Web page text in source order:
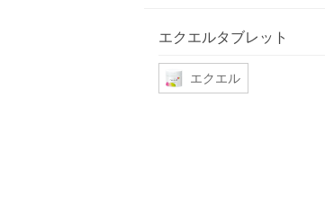
エクエルタブレット
エクエル